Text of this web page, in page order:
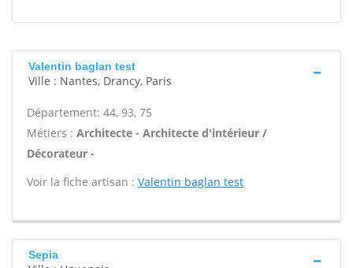
Valentin baglan test
Ville : Nantes, Drancy, Paris
Département: 44, 93, 75
Métiers : Architecte - Architecte d'intérieur /
Décorateur -
Voir la fiche artisan : Valentin baglan test
Sepia